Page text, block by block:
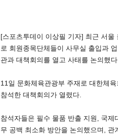
[스포츠투데이 이상필 기자] 최근 서
로 회원종목단체들이 사무실 출입과
관과 대책회의를 열고 사태를 논의했
11일 문화체육관광부 주재로 대한체
참석한 대책회의가 열렸다.
참석자들은 필수 물품 반출 지원, 국
무 공백 최소화 방안을 논의했으며,